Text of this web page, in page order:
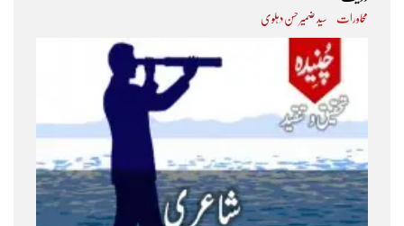
محاورات سید ضمیر حسن دہلوی